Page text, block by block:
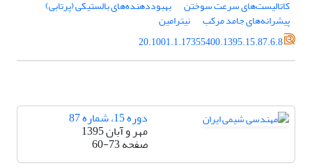
کاتالیست‌های سرعت سوختن
بهبوددهنده‌های بالستیکی (پرتابی)
پیشرانه‌های جامد مرکب
نیترامین
20.1001.1.17355400.1395.15.87.6.8
دوره 15، شماره 87
مهر و آبان 1395
صفحه60-73